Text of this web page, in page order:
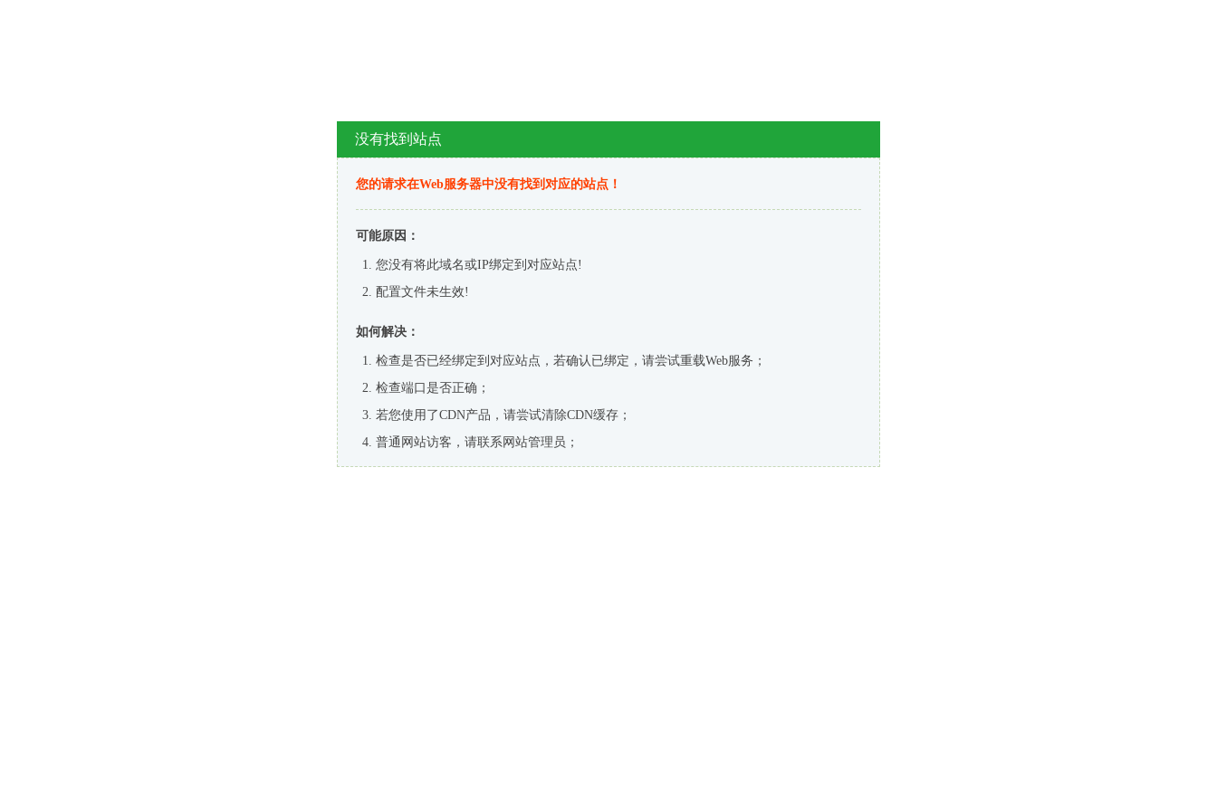
没有找到站点
您的请求在Web服务器中没有找到对应的站点！
可能原因：
您没有将此域名或IP绑定到对应站点!
配置文件未生效!
如何解决：
检查是否已经绑定到对应站点，若确认已绑定，请尝试重载Web服务；
检查端口是否正确；
若您使用了CDN产品，请尝试清除CDN缓存；
普通网站访客，请联系网站管理员；